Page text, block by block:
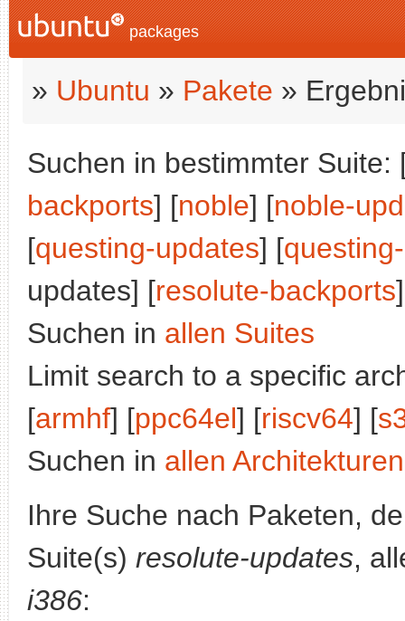
packages
» Ubuntu » Pakete »
Suchen in bestimmter Suite:
backports] [noble] [noble-
[questing-updates] [
updates] [resolute-backports
Suchen in allen Suites
Limit search to a specific
[armhf] [ppc64el] [riscv64] [
Suchen in allen Architekturen
Ihre Suche nach Paketen,
Suite(s) resolute-updates,
i386: